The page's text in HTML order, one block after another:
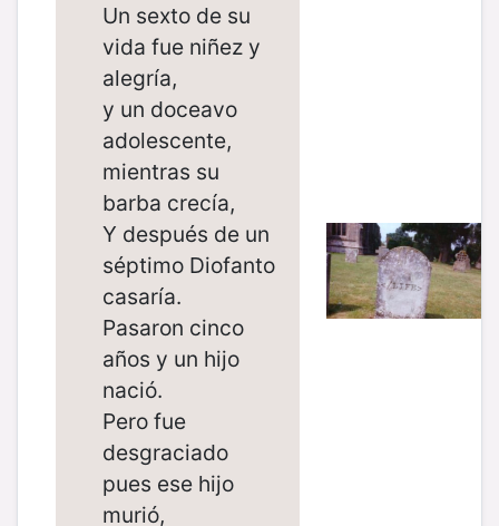
Un sexto de su
vida fue niñez y
alegría,
y un doceavo
adolescente,
mientras su
barba crecía,
Y después de un
séptimo Diofanto
casaría.
Pasaron cinco
años y un hijo
nació.
Pero fue
desgraciado
pues ese hijo
murió,